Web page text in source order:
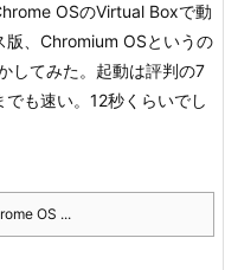
OSのVirtual Boxで動
版、Chromium OSというの
してみた。 起動は評判の7
も速い。12秒くらいでし
OS ...